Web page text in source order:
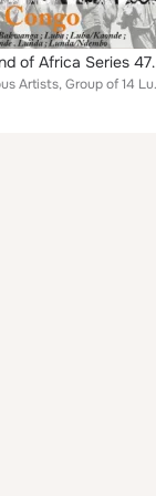
Sound of Africa Series
Various Artists, Group of